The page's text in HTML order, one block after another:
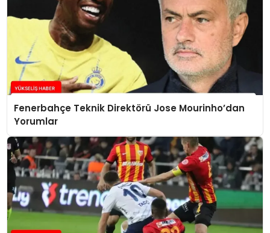
Fenerbahçe Teknik Direktörü Jose Mourinho’dan
Yorumlar